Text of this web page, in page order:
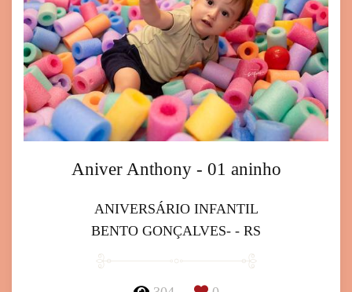
Aniver Anthony - 01 aninho
ANIVERSÁRIO INFANTIL
BENTO GONÇALVES- - RS